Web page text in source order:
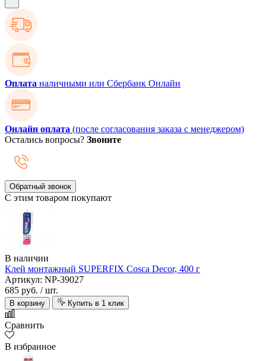
Оплата наличными или Сбербанк Онлайн
Онлайн оплата (после согласования заказа с менеджером)
Остались вопросы? Звоните
Обратный звонок
С этим товаром покупают
В наличии
Клей монтажный SUPERFIX Cosca Decor, 400 г
Артикул: NP-39027
685 руб. / шт.
В корзину Купить в 1 клик
Сравнить
В избранное